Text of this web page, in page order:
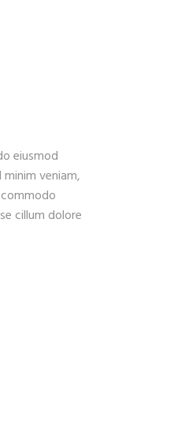
eiusmod
veniam,
cillum dolore